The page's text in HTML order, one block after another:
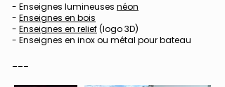
- Enseignes lumineuses néon
- Enseignes en bois
- Enseignes en relief(logo 3D)
- Enseignes en inox ou métal pour bateau